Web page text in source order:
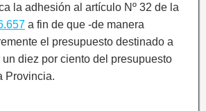
la adhesión al artículo Nº 32 de la
a fin de que -de manera
el presupuesto destinado a
diez por ciento del presupuesto
Provincia.